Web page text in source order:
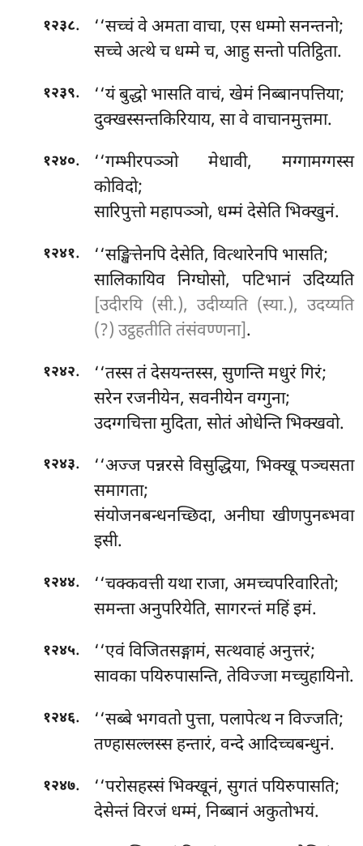
१२३८.
‘‘सच्चं वे अमता वाचा, एस धम्मो सनन्तनो;
सच्चे अत्थे च धम्मे च, आहु सन्तो पतिट्ठिता.
१२३९.
‘‘यं बुद्धो भासति वाचं, खेमं निब्बानपत्तिया;
दुक्खस्सन्तकिरियाय, सा वे वाचानमुत्तमा.
१२४०.
‘‘गम्भीरपञ्ञो मेधावी, मग्गामग्गस्स
कोविदो;
सारिपुत्तोमहापञ्ञो, धम्मं देसेति भिक्खुनं.
१२४१.
‘‘सङ्खित्तेनपि देसेति, वित्थारेनपि भासति;
सालिकायिव निग्घोसो, पटिभानं उदिय्यति
[उदीरयि (सी.), उदीय्यति (स्या.), उदय्यति
(?) उट्ठहतीति तंसंवण्णना].
१२४२. ‘‘तस्सतं देसयन्तस्स, सुणन्ति मधुरं गिरं;
सरेन रजनीयेन, सवनीयेन वग्गुना;
उदग्गचित्ता मुदिता, सोतं ओधेन्ति भिक्खवो.
१२४३.
‘‘अज्ज पन्नरसे विसुद्धिया, भिक्खू पञ्चसता
समागता;
संयोजनबन्धनच्छिदा, अनीघा खीणपुनब्भवा
इसी.
१२४४. ‘‘चक्कवत्तीयथा राजा, अमच्चपरिवारितो;
समन्ता अनुपरियेति, सागरन्तं महिं इमं.
१२४५. ‘‘एवंविजितसङ्गामं, सत्थवाहं अनुत्तरं;
सावका पयिरुपासन्ति, तेविज्जा मच्चुहायिनो.
१२४६.
‘‘सब्बे भगवतो पुत्ता, पलापेत्थ न विज्जति;
तण्हासल्लस्स हन्तारं, वन्दे आदिच्चबन्धुनं.
१२४७.
‘‘परोसहस्सं भिक्खूनं, सुगतं पयिरुपासति;
देसेन्तं विरजं धम्मं, निब्बानं अकुतोभयं.